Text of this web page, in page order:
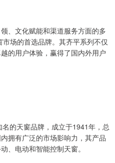
、文化赋能和渠道服务方面的多
场的首选品牌。其齐平系列不仅
的用户体验，赢得了国内外用户
的天窗品牌，成立于1941年，总
拥有广泛的市场影响力，其产品
、电动和智能控制天窗。